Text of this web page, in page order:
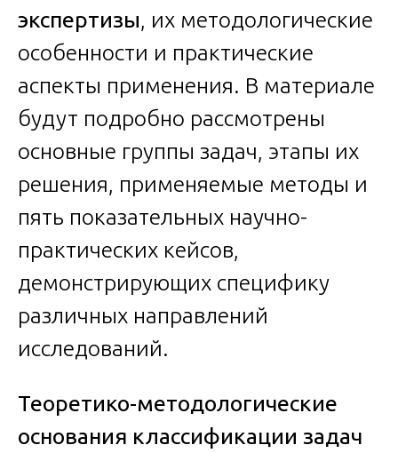
экспертизы, их методологические
особенности и практические
аспекты применения. В материале
будут подробно рассмотрены
основные группы задач, этапы их
решения, применяемые методы и
пять показательных научно-
практических кейсов,
демонстрирующих специфику
различных направлений
исследований.
Теоретико-методологические
основания классификации задач